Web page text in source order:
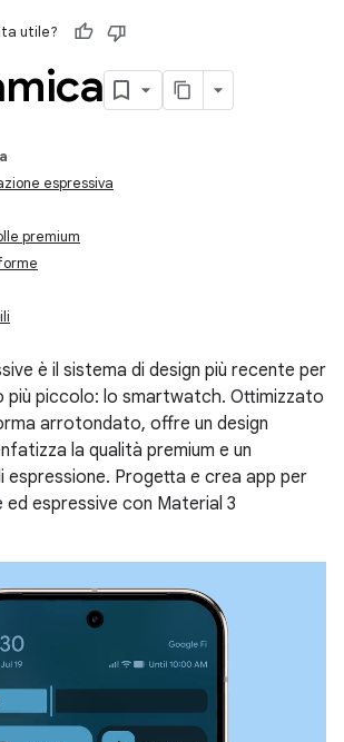
utile?
espressiva
premium
è il sistema di design più recente per
più piccolo: lo smartwatch. Ottimizzato
arrotondato, offre un design
la qualità premium e un
espressione. Progetta e crea app per
espressive con Material 3